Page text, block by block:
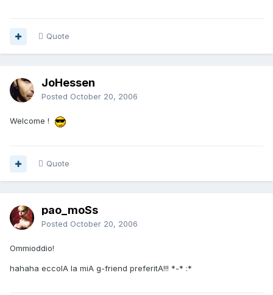
Quote
JoHessen
Posted October 20, 2006
Welcome !
Quote
pao_moSs
Posted October 20, 2006
Ommioddio!
hahaha eccolA la miA g-friend preferitA!!! *-* :*